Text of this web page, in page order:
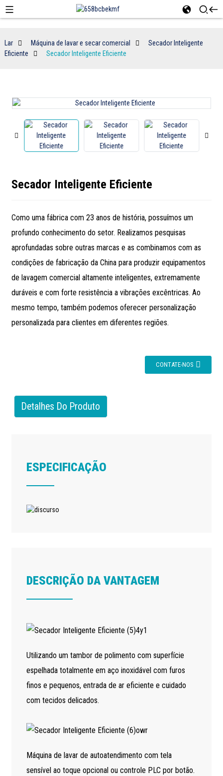
Lar Máquina de lavar e secar comercial
Secador Inteligente
Eficiente
Secador Inteligente Eficiente
Secador Inteligente Eficiente
Como uma fábrica com 23 anos de história, possuímos um
profundo conhecimento do setor. Realizamos pesquisas
aprofundadas sobre outras marcas e as combinamos com as
condições de fabricação da China para produzir equipamentos
de lavagem comercial altamente inteligentes, extremamente
duráveis ​​e com forte resistência a vibrações excêntricas. Ao
mesmo tempo, também podemos oferecer personalização
personalizada para clientes em diferentes regiões.
CONTATE-NOS
Detalhes Do Produto
ESPECIFICAÇÃO
DESCRIÇÃO DA VANTAGEM
Utilizando um tambor de polimento com superfície
espelhada totalmente em aço inoxidável com furos
finos e pequenos, entrada de ar eficiente e cuidado
com tecidos delicados.
Máquina de lavar de autoatendimento com tela
sensível ao toque opcional ou controle PLC por botão.